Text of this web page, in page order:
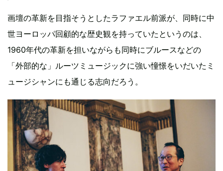
画壇の革新を目指そうとしたラファエル前派が、同時に中
世ヨーロッパ回顧的な歴史観を持っていたというのは、
1960年代の革新を担いながらも同時にブルースなどの
「外部的な」ルーツミュージックに強い憧憬をいだいたミ
ュージシャンにも通じる志向だろう。